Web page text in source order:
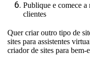
Publique e comece
clientes
Quer criar outro tipo de
sites para assistentes
criador de sites para bem-